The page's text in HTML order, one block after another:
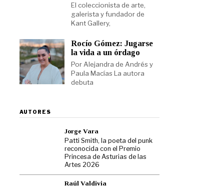
El coleccionista de arte,
galerista y fundador de
Kant Gallery,
Rocío Gómez: Jugarse
la vida a un órdago
Por Alejandra de Andrés y
Paula Macías La autora
debuta
AUTORES
Jorge Vara
Patti Smith, la poeta del punk
reconocida con el Premio
Princesa de Asturias de las
Artes 2026
Raúl Valdivia